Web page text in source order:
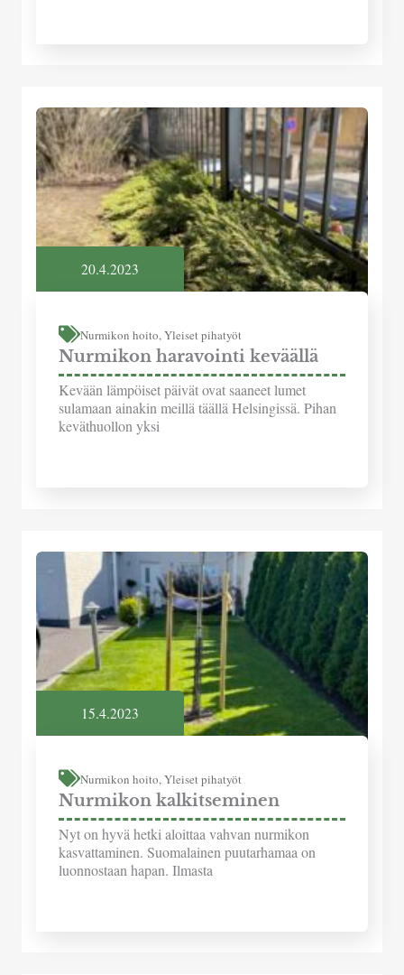
20.4.2023
Nurmikon hoito,Yleiset pihatyöt
Nurmikon haravointi keväällä
Kevään lämpöiset päivät ovat saaneet lumet
sulamaan ainakin meillä täällä Helsingissä. Pihan
keväthuollon yksi
15.4.2023
Nurmikon hoito,Yleiset pihatyöt
Nurmikon kalkitseminen
Nyt on hyvä hetki aloittaa vahvan nurmikon
kasvattaminen. Suomalainen puutarhamaa on
luonnostaan hapan. Ilmasta